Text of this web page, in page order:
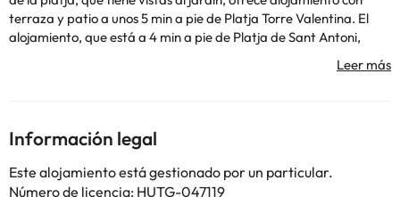
terraza y patio a unos 5 min a pie de Platja Torre Valentina. El
alojamiento, que está a 4 min a pie de Platja de Sant Antoni,
dispone de reproductor de DVD, tiene una cocina con nevera,
mayor comodidad, el alojamiento puede ofrecer toallas y ropa
de cama por un suplemento. Cerca del alojamiento hay puntos
de interés como Cala de Roques Planes, Cala del Paller y Cala
dels Esculls. El aeropuerto (Aeropuerto de Girona - Costa Brava)
Información legal
Este alojamiento está gestionado por un particular.
Número de licencia: HUTG-047119